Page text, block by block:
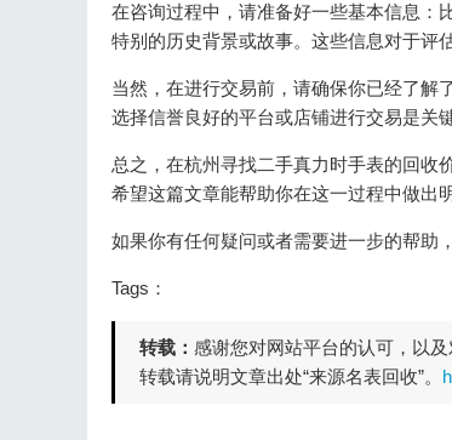
在咨询过程中，请准备好一些基本信息：
特别的历史背景或故事。这些信息对于评
当然，在进行交易前，请确保你已经了解
选择信誉良好的平台或店铺进行交易是关键
总之，在杭州寻找二手真力时手表的回收
希望这篇文章能帮助你在这一过程中做出
如果你有任何疑问或者需要进一步的帮助
Tags：
转载： 感谢您对网站平台的认可，以
转载请说明文章出处“来源名表回收”。